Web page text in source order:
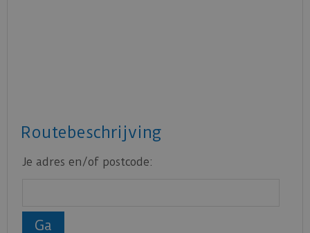
Routebeschrijving
Je adres en/of postcode: